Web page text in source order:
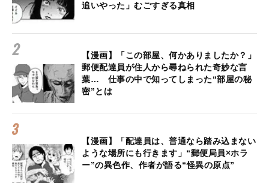
追いやった」むごすぎる真相
【漫画】「この部屋、何かありましたか？」
郵便配達員が住人から尋ねられた奇妙な言
葉… 仕事の中で知ってしまった“部屋の秘
密”とは
【漫画】「配達員は、普通なら踏み込まない
ような場所にも行きます」“郵便局員×ホラ
ー”の異色作、作者が語る“怪異の原点”